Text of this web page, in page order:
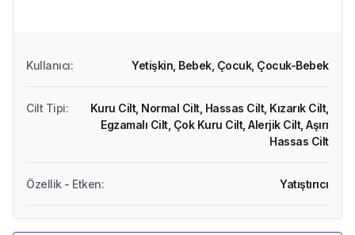
Kullanıcı: Yetişkin, Bebek, Çocuk, Çocuk-Bebek
Cilt Tipi: Kuru Cilt, Normal Cilt, Hassas Cilt, Kızarık Cilt,
Egzamalı Cilt, Çok Kuru Cilt,Alerjik Cilt,Aşırı
Hassas Cilt
Özellik - Etken: Yatıştırıcı